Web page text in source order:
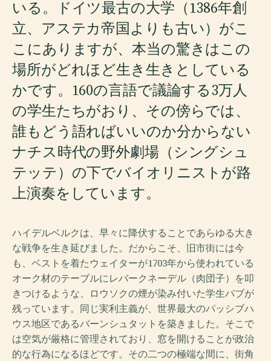
いる。ドイツ最古の大学（1386年創
立、アステカ帝国よりも古い）がこ
こにありますが、本当の驚きはこの
場所がどれほど生き生きとしている
かです。160の言語で議論する3万人
の学生たちがおり、その傍らでは、
誰もどう語ればいいのか分からない
ナチス時代の野外劇場（シングシュ
テッテ）の下でバイオリニストが路
上演奏をしています。
ハイデルベルクは、早々に降伏することであらゆる大き
な戦争を生き延びました。だからこそ、旧市街には今
も、ベストを着たウェイターが1703年から使われている
オーク材のテーブルにレバークネーデル（肉団子）を叩
きつけるような、ロウソクの煙が染み付いた学生パブが
残っています。同じ実利主義が、世界最大のパッシブハ
ウス地区であるバーンシュタットを築きました。そこで
は空気が厳格に管理されており、窓を開けることが政治
的な行為になるほどです。その二つの極端な間に、街角